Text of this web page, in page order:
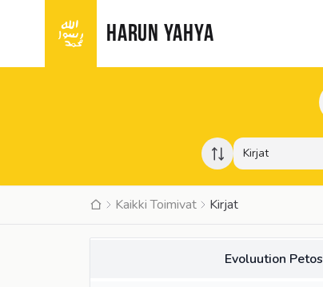
HARUN YAHYA
Kirjat
Kaikki Toimivat Kirjat
Evoluution Petos